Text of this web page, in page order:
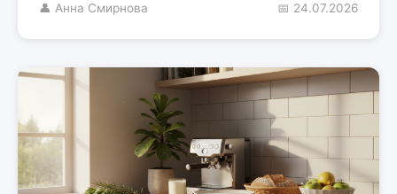
👤 Анна Смирнова 📅 24.07.2026